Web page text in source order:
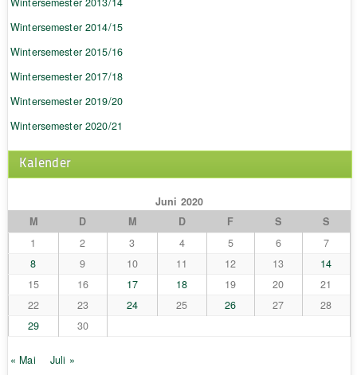
Wintersemester 2014/15
Wintersemester 2015/16
Wintersemester 2017/18
Wintersemester 2019/20
Wintersemester 2020/21
Kalender
Juni 2020
M
D M D F S
S
1
2 3 4 5 6
7
8
9 10 11 12 13
14
15
16 17 18 19 20
21
22
23 24 25 26 27
28
29
30
« Mai Juli »